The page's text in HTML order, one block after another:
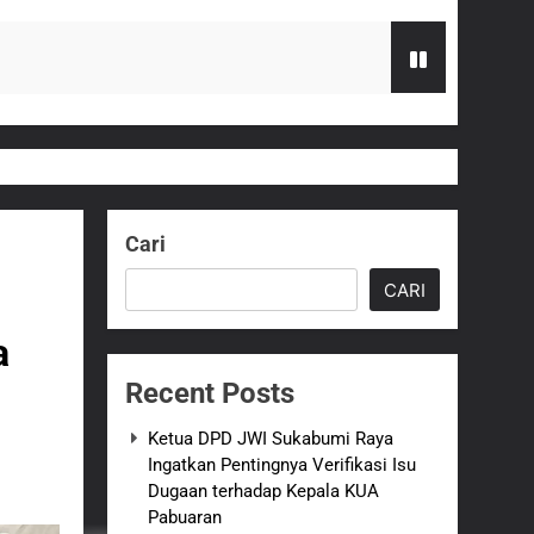
Rampung
Perkuat Penataan Pedagang
ASI adalah Investasi Peradaban dan
Cari
CARI
Recent Posts
Ketua DPD JWI Sukabumi Raya
Ingatkan Pentingnya Verifikasi Isu
Dugaan terhadap Kepala KUA
Pabuaran